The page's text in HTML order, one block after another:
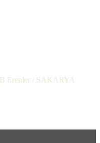
Erenler / SAKARYA